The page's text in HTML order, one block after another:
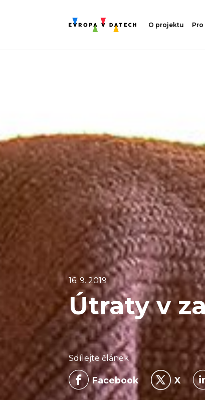
O projektu Pro
16. 9. 2019
Útraty v
Sdílejte článek
Facebook X